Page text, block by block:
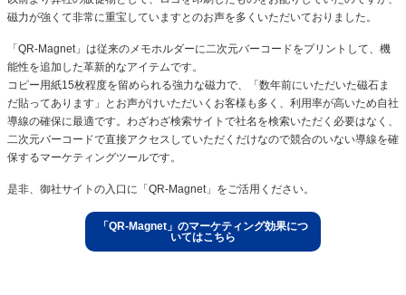
磁力が強くて非常に重宝していますとのお声を多くいただいておりました。
「QR-Magnet」は従来のメモホルダーに二次元バーコードをプリントして、機
能性を追加した革新的なアイテムです。
コピー用紙15枚程度を留められる強力な磁力で、「数年前にいただいた磁石ま
だ貼ってあります」とお声がけいただいくお客様も多く、利用率が高いため自社
導線の確保に最適です。わざわざ検索サイトで社名を検索いただく必要はなく、
二次元バーコードで直接アクセスしていただくだけなので競合のいない導線を確
保するマーケティングツールです。
是非、御社サイトの入口に「QR-Magnet」をご活用ください。
「QR-Magnet」のマーケティング効果につ
いてはこちら